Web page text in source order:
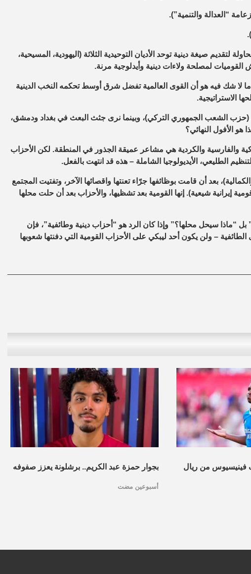
“العدالة والتنمية”).
صيغة دينية توحد الأديان التوحيدية الثلاثة (اليهودية، المسيحية،
القوميات لمصلحة ولاءات دينية وأيدلوجية مرنة.
ما لا شك فيه هو أن القوى العالمية تفضل شرق أوسط تحكمه النخب الدينية
الاستراتيجية.
الشعب الجمهوري التركي)، وبينما نرى جثث البعث في بغداد ودمشق،
هو الأفول النهائي؟
والفارسية والكردية هي مشاعر عميقة الجذور في المنطقة. لكن الأحزاب
الطليعي، الأيديولوجيا الشاملة – هذه قد انتهت بالفعل.
، بعد أن قامت بوظائفها جرّاء تعنتها واقصائها الآخر ، وتفتيت المجتمع
إيرانية شيعية). إنها القومية بعد تشظيها، والأحزاب بعد أن حلت محلها
“ماذا سيحل محلها؟” وإذا كان الرد هو “أحزاب دينية وطائفية”، فإن
– ولن يكون أحد ليبكي على الأحزاب القومية التي دفنتها شعوبها
من ريال بجوار حمزة عبد الكريم.. برشلونة يعزز صفوفه
أسبوعين مضت